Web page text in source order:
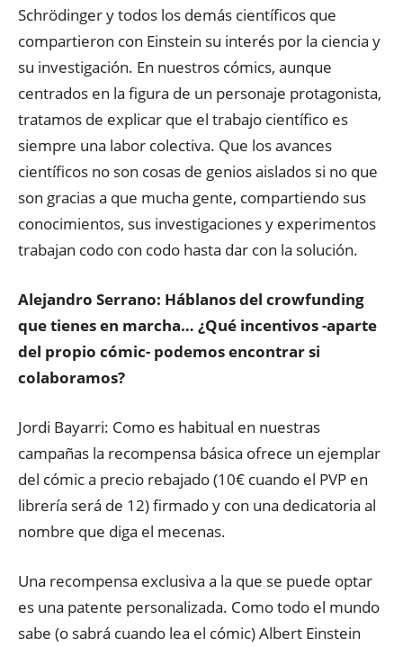
Schrödinger y todos los demás científicos que
compartieron con Einstein su interés por la ciencia y
su investigación. En nuestros cómics, aunque
centrados en la figura de un personaje protagonista,
tratamos de explicar que el trabajo científico es
siempre una labor colectiva. Que los avances
científicos no son cosas de genios aislados si no que
son gracias a que mucha gente, compartiendo sus
conocimientos, sus investigaciones y experimentos
trabajan codo con codo hasta dar con la solución.
Alejandro Serrano: Háblanos del crowfunding
que tienes en marcha… ¿Qué incentivos -aparte
del propio cómic- podemos encontrar si
colaboramos?
Jordi Bayarri: Como es habitual en nuestras
campañas la recompensa básica ofrece un ejemplar
del cómic a precio rebajado (10€ cuando el PVP en
librería será de 12) firmado y con una dedicatoria al
nombre que diga el mecenas.
Una recompensa exclusiva a la que se puede optar
es una patente personalizada. Como todo el mundo
sabe (o sabrá cuando lea el cómic) Albert Einstein